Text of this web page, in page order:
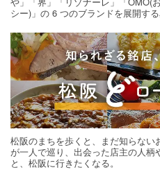
シー)」の 6 つのブランドを展開す
松阪のまちを歩くと、まだ知らな
が一人で巡り、出会った店主の人柄
と、松阪に行きたくなる。